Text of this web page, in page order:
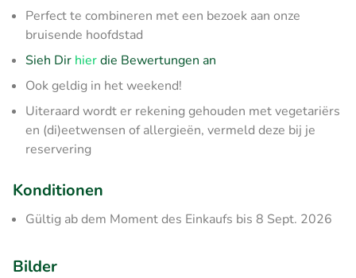
Perfect te combineren met een bezoek aan onze
bruisende hoofdstad
Sieh Dir hierdie Bewertungen an
Ook geldig in het weekend!
Uiteraard wordt er rekening gehouden met vegetariërs
en (di)eetwensen of allergieën, vermeld deze bij je
reservering
Konditionen
Gültig ab dem Moment des Einkaufs bis 8 Sept. 2026
Bilder